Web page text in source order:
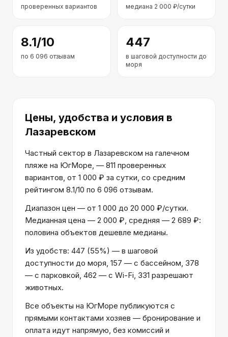
проверенных вариантов медиана 2 000 ₽/сутки
8.1/10
по 6 096 отзывам
447
в шаговой доступности до
моря
Цены, удобства и условия в
Лазаревском
Частный сектор в Лазаревском на галечном
пляже на ЮгМоре, — 811 проверенных
вариантов, от 1 000 ₽ за сутки, со средним
рейтингом 8.1/10 по 6 096 отзывам.
Диапазон цен — от 1 000 до 20 000 ₽/сутки.
Медианная цена — 2 000 ₽, средняя — 2 689 ₽:
половина объектов дешевле медианы.
Из удобств: 447 (55%) — в шаговой
доступности до моря, 157 — с бассейном, 378
— с парковкой, 462 — с Wi-Fi, 331 разрешают
животных.
Все объекты на ЮгМоре публикуются с
прямыми контактами хозяев — бронирование и
оплата идут напрямую, без комиссий и